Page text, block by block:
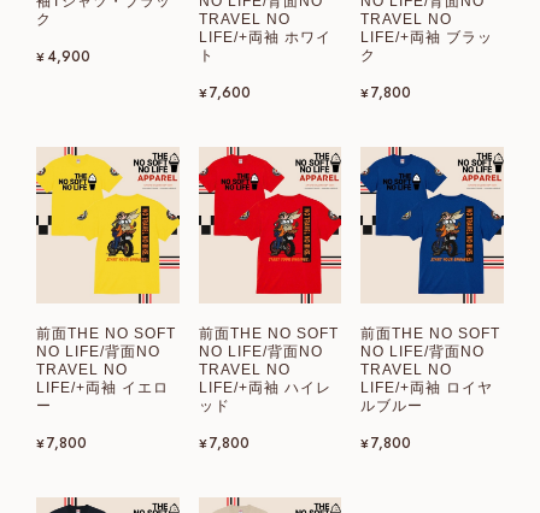
ク
¥4,900
TRAVEL NO
LIFE/+両袖 ホワイ
ト
¥7,600
TRAVEL NO
LIFE/+両袖 ブラッ
ク
¥7,800
前面THE NO SOFT
NO LIFE/背面NO
TRAVEL NO
LIFE/+両袖 イエロ
ー
¥7,800
前面THE NO SOFT
NO LIFE/背面NO
TRAVEL NO
LIFE/+両袖 ハイレ
ッド
¥7,800
前面THE NO SOFT
NO LIFE/背面NO
TRAVEL NO
LIFE/+両袖 ロイヤ
ルブルー
¥7,800